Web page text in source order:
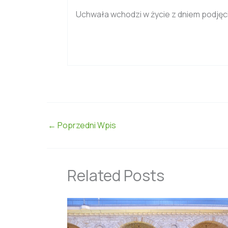
Uchwała wchodzi w życie z dniem
← Poprzedni Wpis
Related Posts